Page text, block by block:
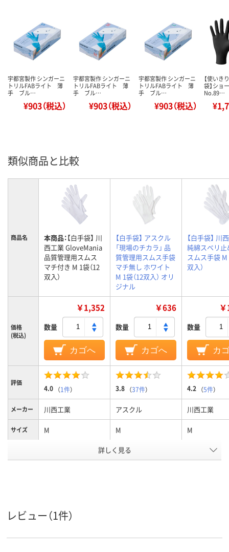
宇都宮製作 シンガーニ
トリルFABライト 薄
手 ブル…
¥903（税込）
宇都宮製作 シンガーニ
トリルFABライト 薄
手 ブル…
¥903（税込）
宇都宮製作 シンガーニ
トリルFABライト 薄
手 ブル…
¥903（税込）
【使いき
袋】ショ
No.89…
類似商品と比較
商品名 本商品：【白手袋】 川
西工業 GloveMania
品質管理用スムス
マチ付き M 1袋（12
双入）
【白手袋】 アスクル
「現場のチカラ」 品
質管理用スムス手袋
マチ無し ホワイト
M 1袋（12双入） オリ
ジナル
【白手袋】 川
純綿スベリ止
スムス手袋 M
双入）
価格
(税込)
￥1,352
数量
カゴへ
￥636
数量
カゴへ
数量
カ
評価
4.0 （1件） 3.8 （37件） 4.2 （5件）
メーカー 川西工業 アスクル 川西工業
サイズ M M M
無
詳しく見る
レビュー（1件）